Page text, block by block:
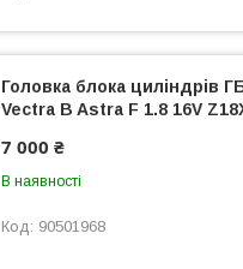
Головка блока циліндрів
Vectra B Astra F 1.8 16V
7 000 ₴
В наявності
90501968